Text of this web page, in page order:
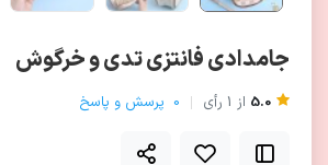
جامدادی فانتزی تدی و خرگوش
5.0 از 1 رأی 0 پرسش و پاسخ